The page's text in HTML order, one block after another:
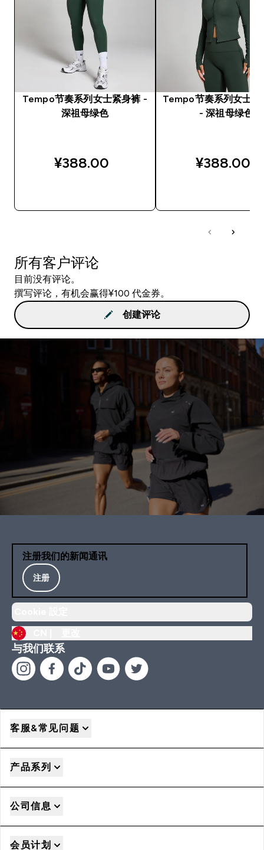
Tempo节奏系列女士紧身裤 -
深祖母绿色
¥388.00‎
Tempo节奏系列女士短
- 深祖母绿色
¥388.00‎
所有客户评论
目前没有评论。
撰写评论，有机会赢得¥100 代金券。
创建评论
注册我们的新闻通讯
注册
与我们联系
客服&常见问题
产品系列
公司信息
会员计划